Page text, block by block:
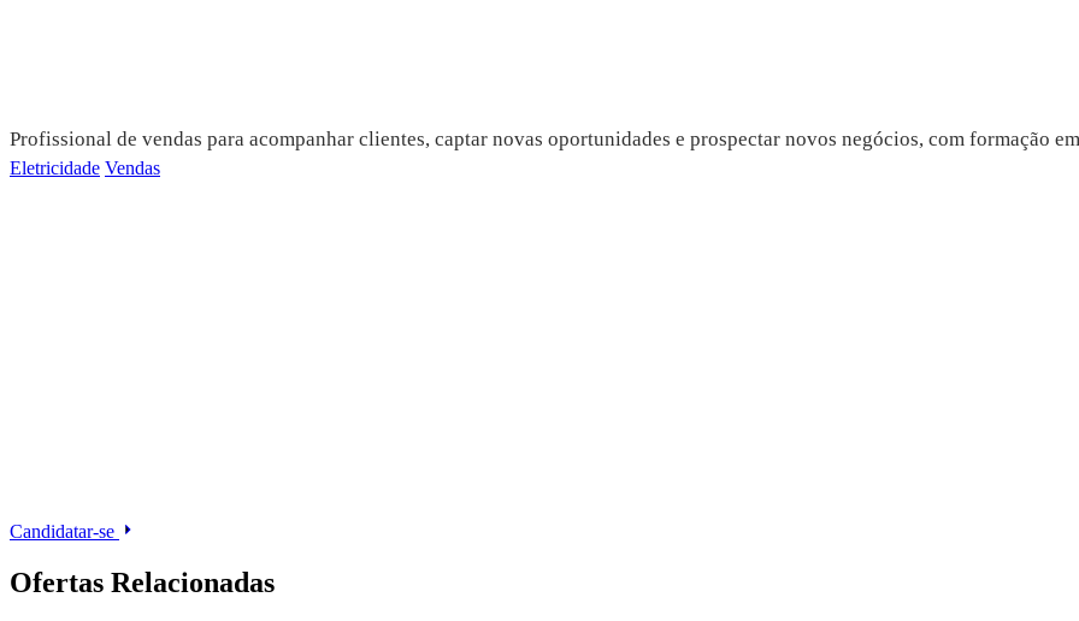
Profissional de vendas para acompanhar clientes, captar novas oportunidades e prospectar novos negócios, com formação
Eletricidade Vendas
Candidatar-se
Ofertas Relacionadas